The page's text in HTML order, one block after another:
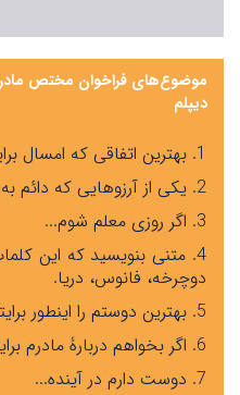
موضوع‌های فراخوان مختص
دیپلم
1. بهترین اتفاقی که امسال برایم افتاد
2. یکی از آرزوهایی که دائم به آن فکر می کنم
3. اگر روزی معلم شوم
...
4. متنی بنویسید که این کلمات در آن به کار رفته باشد
دوچرخه، فانوس، دریا.
5. بهترین دوستم را اینطور برایتان معرفی می کنم
6. اگر بخواهم دربارۀ مادرم برایتان تعریف کنم باید بگویم
7. دوست دارم در آینده
...